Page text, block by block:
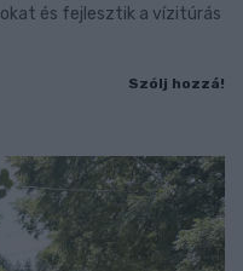
és fejlesztik a vízitúrás
Szólj hozzá!